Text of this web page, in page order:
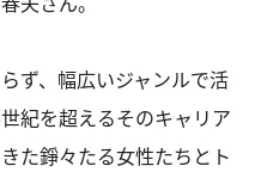
ず、幅広いジャンルで活
紀を超えるそのキャリア
た錚々たる女性たちとト